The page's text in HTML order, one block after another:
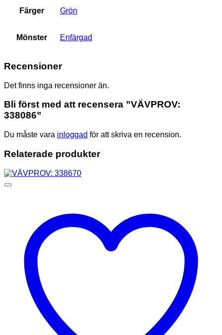
Färger Grön
Mönster Enfärgad
Recensioner
Det finns inga recensioner än.
Bli först med att recensera ”VÄVPROV:
338086”
Du måste vara inloggad för att skriva en recension.
Relaterade produkter